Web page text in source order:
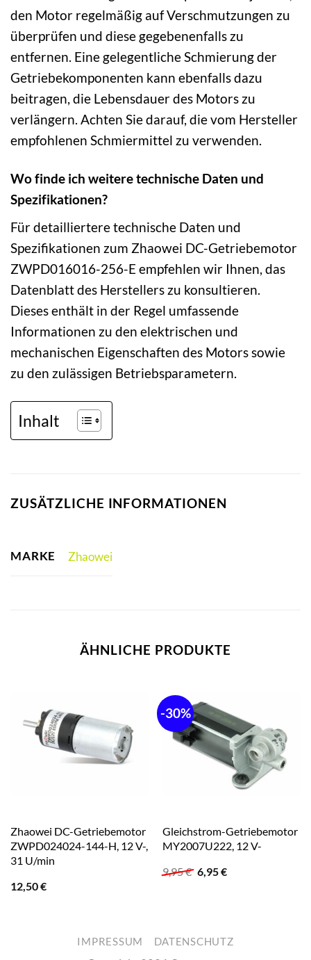
den Motor regelmäßig auf Verschmutzungen zu
überprüfen und diese gegebenenfalls zu
entfernen. Eine gelegentliche Schmierung der
Getriebekomponenten kann ebenfalls dazu
beitragen, die Lebensdauer des Motors zu
verlängern. Achten Sie darauf, die vom Hersteller
empfohlenen Schmiermittel zu verwenden.
Wo finde ich weitere technische Daten und
Spezifikationen?
Für detailliertere technische Daten und
Spezifikationen zum Zhaowei DC-Getriebemotor
ZWPD016016-256-E empfehlen wir Ihnen, das
Datenblatt des Herstellers zu konsultieren.
Dieses enthält in der Regel umfassende
Informationen zu den elektrischen und
mechanischen Eigenschaften des Motors sowie
zu den zulässigen Betriebsparametern.
Inhalt
ZUSÄTZLICHE INFORMATIONEN
MARKE Zhaowei
ÄHNLICHE PRODUKTE
Zhaowei DC-Getriebemotor
ZWPD024024-144-H, 12 V-,
31 U/min
12,50€
-30%
Gleichstrom-Getriebemotor
MY2007U222, 12 V-
9,95€ Ursprünglicher
6,95€Aktueller
IMPRESSUM DATENSCHUTZ